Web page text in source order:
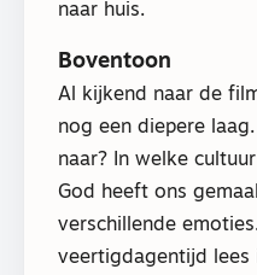
naar huis.
Boventoon
Al kijkend naar de
nog een diepere
naar? In welke
God heeft ons
verschillende
veertigdagentijd lees